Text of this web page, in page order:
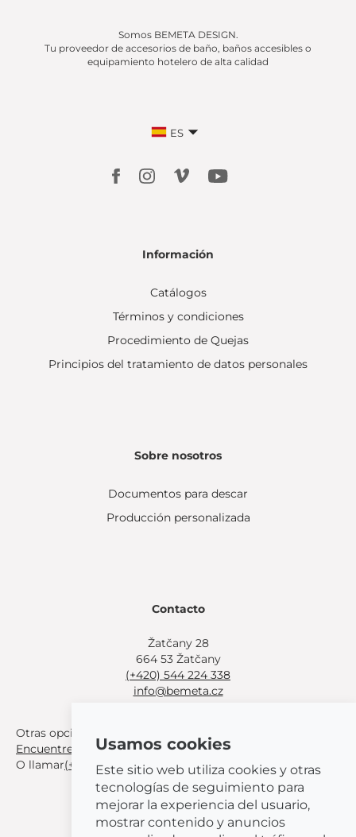
Somos BEMETA DESIGN.
Tu proveedor de accesorios de baño, baños accesibles o
equipamiento hotelero de alta calidad
ES
Información
Catálogos
Términos y condiciones
Procedimiento de Quejas
Principios del tratamiento de datos personales
Sobre nosotros
Documentos para descar
Producción personalizada
Contacto
Žatčany 28
664 53 Žatčany
(+420) 544 224 338
info@bemeta.cz
Otras opciones de compra:
Encuentre un distribuidor cerca de usted
O llamar(+420) 544 224 338.
Usamos cookies
Este sitio web utiliza cookies y otras
tecnologías de seguimiento para
mejorar la experiencia del usuario,
mostrar contenido y anuncios